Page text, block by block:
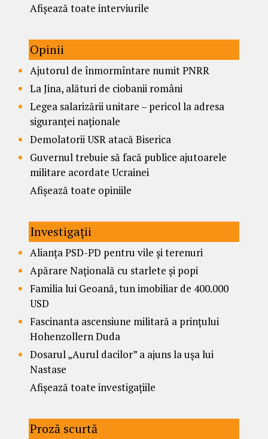
Afișează toate interviurile
Opinii
Ajutorul de înmormîntare numit PNRR
La Jina, alături de ciobanii români
Legea salarizării unitare – pericol la adresa
siguranței naționale
Demolatorii USR atacă Biserica
Guvernul trebuie să facă publice ajutoarele
militare acordate Ucrainei
Afișează toate opiniile
Investigații
Alianța PSD-PD pentru vile și terenuri
Apărare Națională cu starlete și popi
Familia lui Geoană, tun imobiliar de 400.000
USD
Fascinanta ascensiune militară a prințului
Hohenzollern Duda
Dosarul „Aurul dacilor” a ajuns la ușa lui
Nastase
Afișează toate investigațiile
Proză scurtă